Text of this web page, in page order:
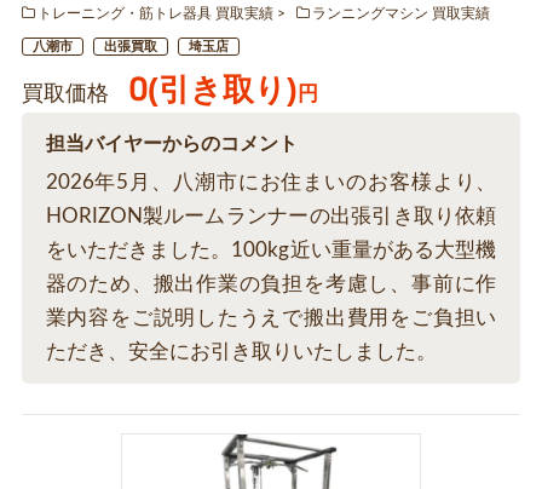
トレーニング・筋トレ器具 買取実績
ランニングマシン 買取実績
八潮市 出張買取 埼玉店
買取価格 0(引き取り) 円
担当バイヤーからのコメント
2026年5月、八潮市にお住まいのお客様より、
HORIZON製ルームランナーの出張引き取り依頼
をいただきました。100kg近い重量がある大型機
器のため、搬出作業の負担を考慮し、事前に作
業内容をご説明したうえで搬出費用をご負担い
ただき、安全にお引き取りいたしました。